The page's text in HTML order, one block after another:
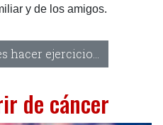
y de los amigos.
hacer ejercicio...
de cáncer